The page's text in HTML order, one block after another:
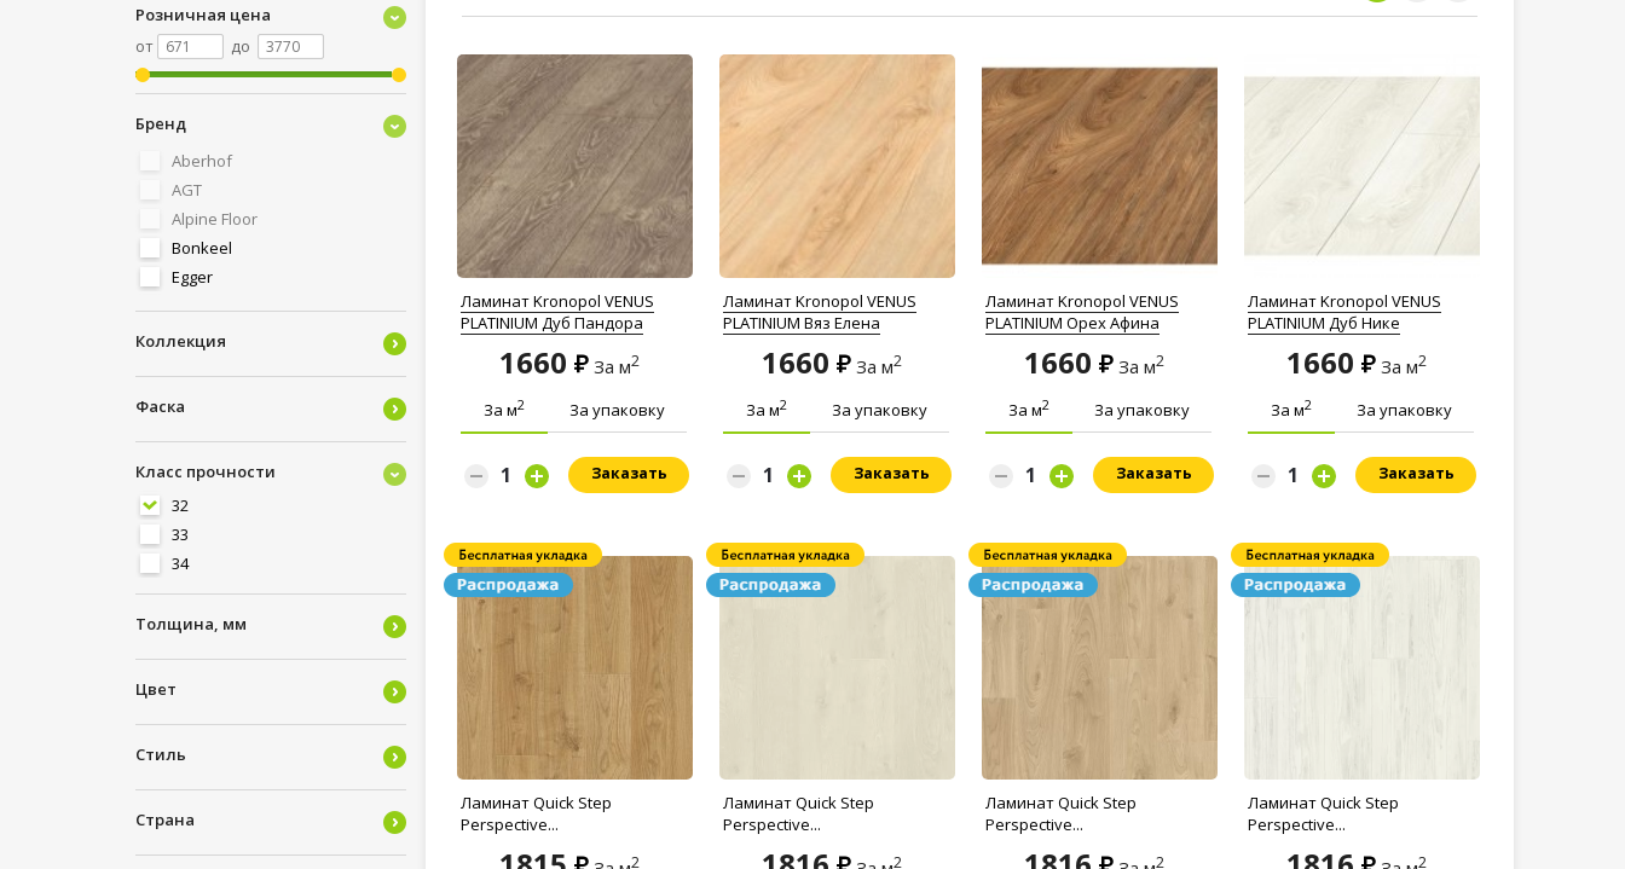
Розничная цена
от
до
Бренд
Aberhof
AGT
Alpine Floor
Bonkeel
Egger
Ideal
JOSS BEAUMONT
KRONOSTAR (SWISS KRONO)
Laminely
My Floor
Norland (by Alpine Floor)
PROFIELD
Quick Step
ROYCE (by Kastamonu)
Tarkett
Коллекция
Фаска
Класс прочности
32
33
34
Толщина, мм
Цвет
Стиль
Страна
Ламинат Kronopol VENUS
PLATINIUM Дуб Пандора
1660 За м2
За м2 За упаковку
Заказать
Ламинат Kronopol VENUS
PLATINIUM Вяз Елена
1660 За м2
За м2 За упаковку
Заказать
Ламинат Kronopol VENUS
PLATINIUM Орех Афина
1660 За м2
За м2 За упаковку
Заказать
Ламинат Kronopol VENUS
PLATINIUM Дуб Нике
1660 За м2
За м2 За упаковку
Заказать
Ламинат Quick Step
Perspective...
2
Ламинат Quick Step
Perspective...
2
Ламинат Quick Step
Perspective...
2
Ламинат Quick Step
Perspective...
2